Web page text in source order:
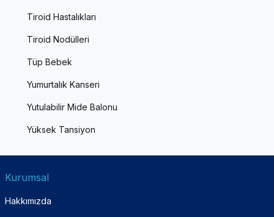
Tiroid Hastalıkları
Tiroid Nodülleri
Tüp Bebek
Yumurtalık Kanseri
Yutulabilir Mide Balonu
Yüksek Tansiyon
Kurumsal
Hakkımızda